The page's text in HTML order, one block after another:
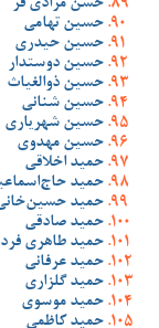
حسن مرادی فر
حسین تهامی
حسین حیدری
حسین دوستدار
حسین ذوالغیاث
حسین شنانی
حسین شهریاری
حسین مهدوی
حمید اخلاقی
حمید
حمید
حمید صادقی
حمید طاهری فرد
حمید عرفانی
حمید گلزاری
حمید موسوی
حمید کاظمی